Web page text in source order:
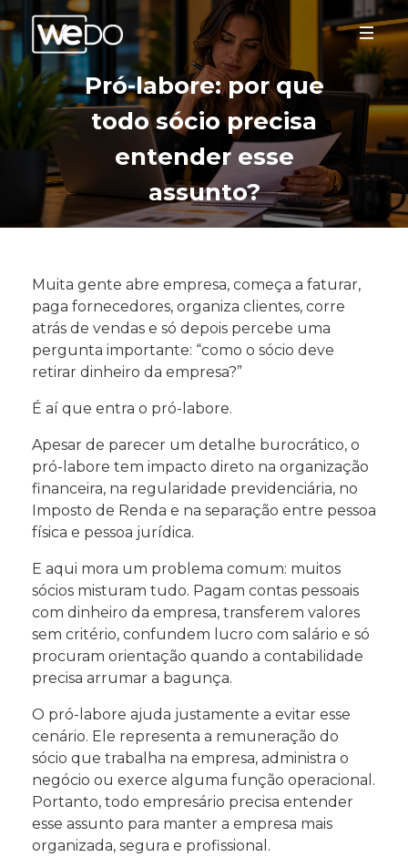
Pró-labore: por que
todo sócio precisa
entender esse
assunto?
Muita gente abre empresa, começa a faturar,
paga fornecedores, organiza clientes, corre
atrás de vendas e só depois percebe uma
pergunta importante: “como o sócio deve
retirar dinheiro da empresa?”
É aí que entra o pró-labore.
Apesar de parecer um detalhe burocrático, o
pró-labore tem impacto direto na organização
financeira, na regularidade previdenciária, no
Imposto de Renda e na separação entre pessoa
física e pessoa jurídica.
E aqui mora um problema comum: muitos
sócios misturam tudo. Pagam contas pessoais
com dinheiro da empresa, transferem valores
sem critério, confundem lucro com salário e só
procuram orientação quando a contabilidade
precisa arrumar a bagunça.
O pró-labore ajuda justamente a evitar esse
cenário. Ele representa a remuneração do
sócio que trabalha na empresa, administra o
negócio ou exerce alguma função operacional.
Portanto, todo empresário precisa entender
esse assunto para manter a empresa mais
organizada, segura e profissional.